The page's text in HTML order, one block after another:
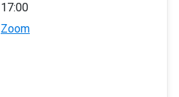
17:00
Zoom